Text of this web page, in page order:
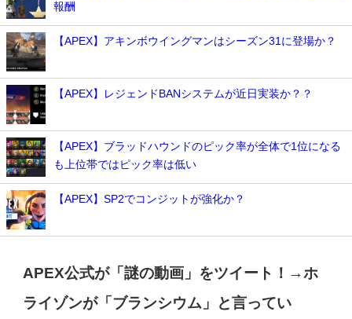
報酬
【APEX】アキンボウイングマンはシーズン31に登場か？
【APEX】レジェンドBANシステムが近日実装か？？
【APEX】ブラッドハウンドのピック率が全体で1位になる
も上位帯ではピック率は低い
【APEX】SP2でコンジットが強化か？
APEX公式が「謎の動画」をツイート！→ホ
ライゾンが「ブランシウム」と言ってい